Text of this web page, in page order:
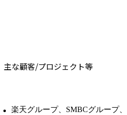
主な顧客/プロジェクト等
楽天グループ、SMBCグループ